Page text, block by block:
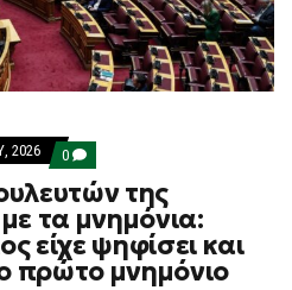
2026 0 COMMENTS
ON
Η
ΑΜΝΗΣΊΑ
ΤΩΝ
ΒΟΥΛΕΥΤΏΝ
ΤΗΣ
ΕΛΛΗΝΙΚΉΣ
της
τα μνημόνια:
είχε ψηφίσει και
πρώτο μνημόνιο